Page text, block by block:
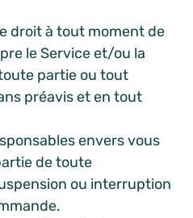
droit à tout moment de
le Service et/ou la
partie ou tout
préavis et en tout
envers vous
de toute
ou interruption